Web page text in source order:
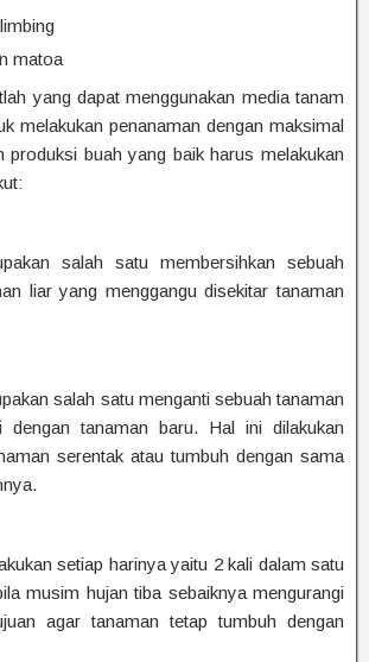
matoa
yang dapat menggunakan media tanam
melakukan penanaman dengan maksimal
produksi buah yang baik harus melakukan
salah satu membersihkan sebuah
liar yang menggangu disekitar tanaman
salah satu menganti sebuah tanaman
dengan tanaman baru. Hal ini dilakukan
serentak atau tumbuh dengan sama
setiap harinya yaitu 2 kali dalam satu
musim hujan tiba sebaiknya mengurangi
agar tanaman tetap tumbuh dengan